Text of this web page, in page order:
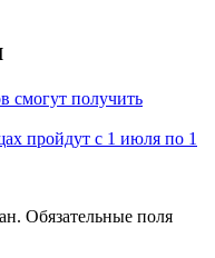
смогут получить
пройдут с 1 июля по 1
Обязательные поля